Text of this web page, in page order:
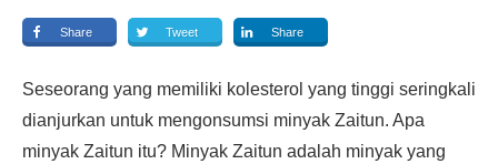
Share Tweet Share
Seseorang yang memiliki kolesterol yang tinggi seringkali
dianjurkan untuk mengonsumsi minyak Zaitun. Apa
minyak Zaitun itu? Minyak Zaitun adalah minyak yang